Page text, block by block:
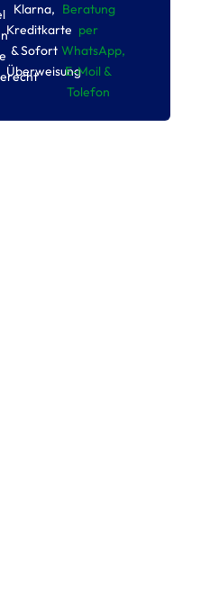
Klarna,
Kreditkarte
& Sofort
Überweisung
Beratung
per
WhatsApp,
E-Moil &
Tolefon